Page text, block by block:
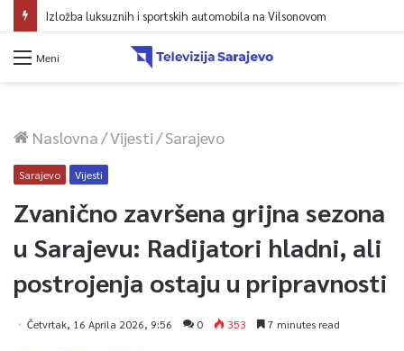
Izložba luksuznih i sportskih automobila na Vilsonovom
Meni
Naslovna/Vijesti/Sarajevo
Sarajevo Vijesti
Zvanično završena grijna sezona
u Sarajevu: Radijatori hladni, ali
postrojenja ostaju u pripravnosti
Četvrtak, 16 Aprila 2026, 9:56 0 353 7 minutes read